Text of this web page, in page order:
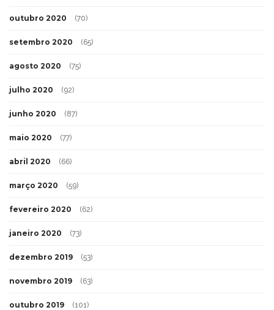
outubro 2020 (70)
setembro 2020 (65)
agosto 2020 (75)
julho 2020 (92)
junho 2020 (87)
maio 2020 (77)
abril 2020 (66)
março 2020 (59)
fevereiro 2020 (62)
janeiro 2020 (73)
dezembro 2019 (53)
novembro 2019 (63)
outubro 2019 (101)